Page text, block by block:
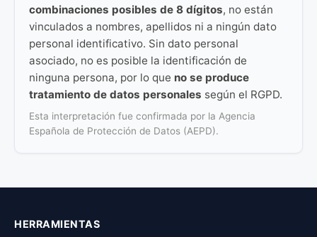
combinaciones posibles de 8 dígitos, no están
vinculados a nombres, apellidos ni a ningún dato
personal identificativo. Sin dato personal
asociado, no es posible la identificación de
ninguna persona, por lo que no se produce
tratamiento de datos personales según el RGPD.
Esta interpretación fue confirmada por la Agencia
Española de Protección de Datos (AEPD).
HERRAMIENTAS